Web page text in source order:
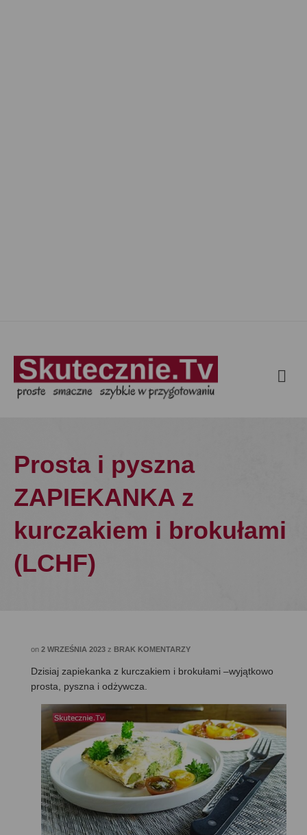
Prosta i pyszna
ZAPIEKANKA z
kurczakiem i brokułami
(LCHF)
on 2 WRZEŚNIA 2023 z BRAK KOMENTARZY
Dzisiaj zapiekanka z kurczakiem i brokułami –wyjątkowo
prosta, pyszna i odżywcza.